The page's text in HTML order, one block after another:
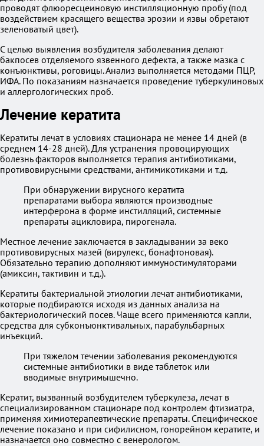
проводят флюоресцеиновую инстилляционную пробу (под
воздействием красящего вещества эрозии и язвы обретают
зеленоватый цвет).
С целью выявления возбудителя заболевания делают
бакпосев отделяемого язвенного дефекта, а также мазка с
конъюнктивы, роговицы. Анализ выполняется методами ПЦР,
ИФА. По показаниям назначается проведение туберкулиновых
и аллергологических проб.
Лечение кератита
Кератиты лечат в условиях стационара не менее 14 дней (в
среднем 14-28 дней). Для устранения провоцирующих
болезнь факторов выполняется терапия антибиотиками,
противовирусными средствами, антимикотиками и т.д.
При обнаружении вирусного кератита
препаратами выбора являются производные
интерферона в форме инстилляций, системные
препараты ацикловира, пирогенала.
Местное лечение заключается в закладывании за веко
противовирусных мазей (вирулекс, бонафтоновая).
Обязательно терапию дополняют иммуностимуляторами
(амиксин, тактивин и т.д.).
Кератиты бактериальной этиологии лечат антибиотиками,
которые подбираются исходя из данных анализа на
бактериологический посев. Чаще всего применяются капли,
средства для субконъюнктивальных, парабульбарных
инъекций.
При тяжелом течении заболевания рекомендуются
системные антибиотики в виде таблеток или
вводимые внутримышечно.
Кератит, вызванный возбудителем туберкулеза, лечат в
специализированном стационаре под контролем фтизиатра,
применяя химиотерапевтические препараты. Специфическое
лечение показано и при сифилисном, гонорейном кератите, и
назначается оно совместно с венерологом.